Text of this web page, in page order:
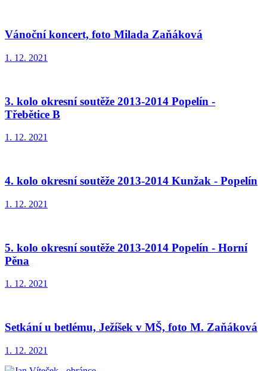
Vánoční koncert, foto Milada Zaňáková
1. 12. 2021
3. kolo okresní soutěže 2013-2014 Popelín -
Třebětice B
1. 12. 2021
4. kolo okresní soutěže 2013-2014 Kunžak - Popelín
1. 12. 2021
5. kolo okresní soutěže 2013-2014 Popelín - Horní
Pěna
1. 12. 2021
Setkání u betlému, Ježíšek v MŠ, foto M. Zaňáková
1. 12. 2021